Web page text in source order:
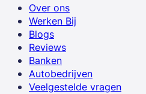
Over ons
Werken Bij
Blogs
Reviews
Banken
Autobedrijven
Veelgestelde vragen